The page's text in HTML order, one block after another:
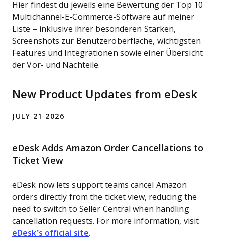
Hier findest du jeweils eine Bewertung der Top 10
Multichannel-E-Commerce-Software auf meiner
Liste – inklusive ihrer besonderen Stärken,
Screenshots zur Benutzeroberfläche, wichtigsten
Features und Integrationen sowie einer Übersicht
der Vor- und Nachteile.
New Product Updates from eDesk
JULY 21 2026
eDesk Adds Amazon Order Cancellations to
Ticket View
eDesk now lets support teams cancel Amazon
orders directly from the ticket view, reducing the
need to switch to Seller Central when handling
cancellation requests. For more information, visit
eDesk’s official site.